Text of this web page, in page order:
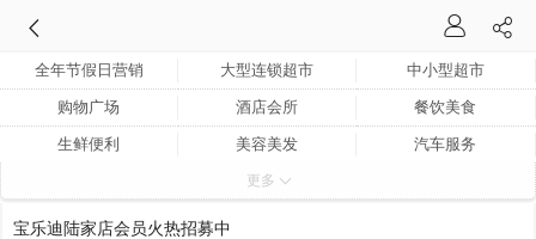
全年节假日营销 大型连锁超市 中小型超市
购物广场 酒店会所 餐饮美食
生鲜便利 美容美发 汽车服务
娱乐健身
医院药店
更多
宝乐迪陆家店会员火热招募中